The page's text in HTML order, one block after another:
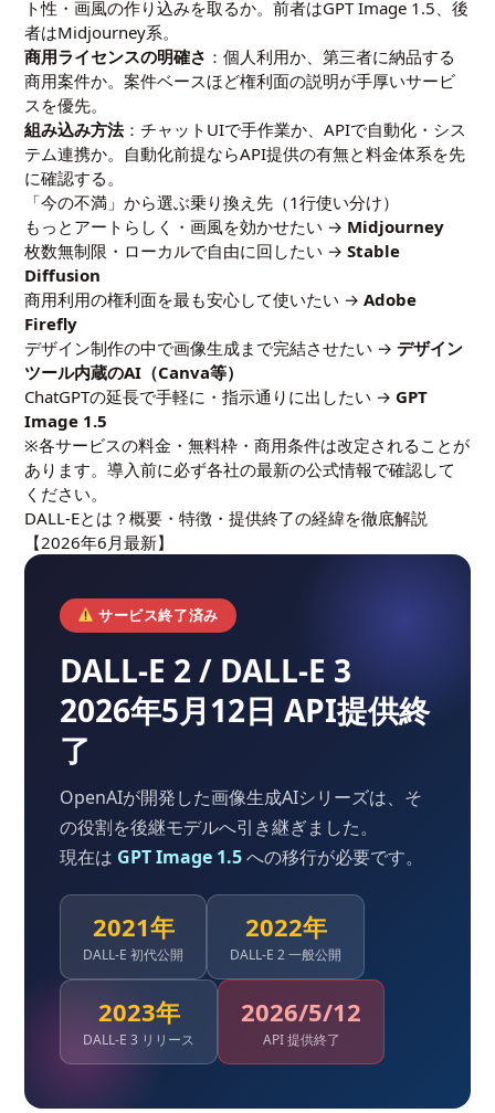
ト性・画風の作り込みを取るか。前者はGPT Image 1.5、後
者はMidjourney系。
商用ライセンスの明確さ ：個人利用か、第三者に納品する
商用案件か。案件ベースほど権利面の説明が手厚いサービ
スを優先。
組み込み方法：チャットUIで手作業か、APIで自動化・シス
テム連携か。自動化前提ならAPI提供の有無と料金体系を先
に確認する。
「今の不満」から選ぶ乗り換え先（1行使い分け）
もっとアートらしく・画風を効かせたい → Midjourney
枚数無制限・ローカルで自由に回したい →Stable
Diffusion
商用利用の権利面を最も安心して使いたい →Adobe
Firefly
デザイン制作の中で画像生成まで完結させたい →デザイン
ツール内蔵のAI（Canva等）
ChatGPTの延長で手軽に・指示通りに出したい → GPT
Image 1.5
※各サービスの料金・無料枠・商用条件は改定されることが
あります。導入前に必ず各社の最新の公式情報で確認して
ください。
DALL-Eとは？概要・特徴・提供終了の経緯を徹底解説
【2026年6月最新】
サービス終了済み
DALL-E 2 / DALL-E 3
2026年5月12日 API提供終
了
OpenAIが開発した画像生成AIシリーズは、そ
の役割を後継モデルへ引き継ぎました。
現在は GPT Image 1.5への移行が必要です。
2021年
DALL-E 初代公開
2022年
DALL-E 2 一般公開
2023年
DALL-E 3 リリース
2026/5/12
API 提供終了